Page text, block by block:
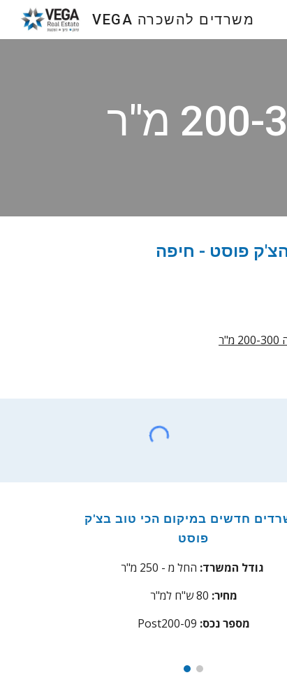
VEGA משרדים להשכרה
חדשים במיקום הכי טוב בצ'ק
פוסט
גודל המשרד: החל מ - 2 5
מחיר:
Post200-09 :מספר נכס